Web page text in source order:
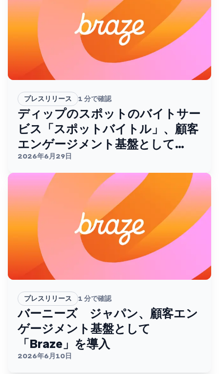
プレスリリース 1 分で確認
ディップのスポットのバイトサー
ビス「スポットバイトル」、顧客
エンゲージメント基盤として
Brazeを採用。
2026年6月29日
プレスリリース 1 分で確認
バーニーズ ジャパン、顧客エン
ゲージメント基盤として
「Braze」を導入
2026年6月10日